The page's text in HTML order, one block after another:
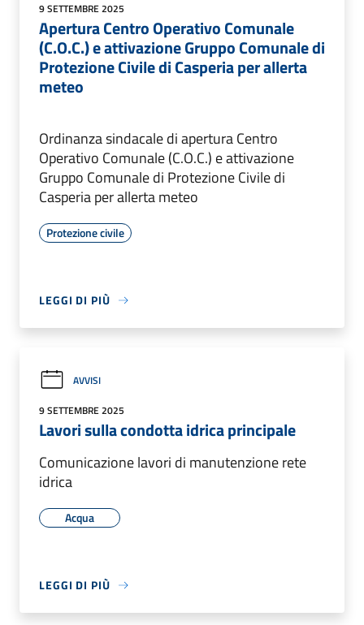
9 SETTEMBRE 2025
Apertura Centro Operativo Comunale
(C.O.C.) e attivazione Gruppo Comunale di
Protezione Civile di Casperia per allerta
meteo
Ordinanza sindacale di apertura Centro
Operativo Comunale (C.O.C.) e attivazione
Gruppo Comunale di Protezione Civile di
Casperia per allerta meteo
Protezione civile
LEGGI DI PIÙ
AVVISI
9 SETTEMBRE 2025
Lavori sulla condotta idrica principale
Comunicazione lavori di manutenzione rete
idrica
Acqua
LEGGI DI PIÙ